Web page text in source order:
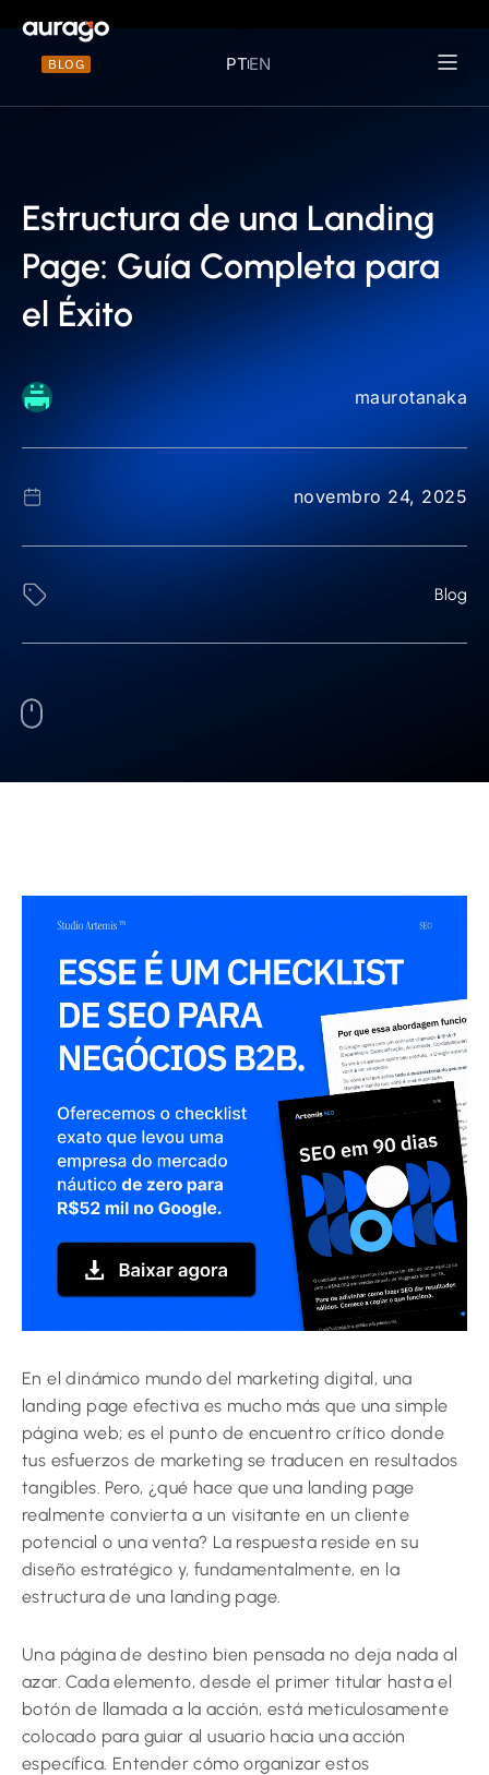
BLOG PTEN
Estructura de una Landing
Page: Guía Completa para
el Éxito
maurotanaka
novembro 24, 2025
Blog
En el dinámico mundo del marketing digital, una
landing page efectiva es mucho más que una simple
página web; es el punto de encuentro crítico donde
tus esfuerzos de marketing se traducen en resultados
tangibles. Pero, ¿qué hace que una landing page
realmente convierta a un visitante en un cliente
potencial o una venta? La respuesta reside en su
diseño estratégico y, fundamentalmente, en la
estructura de una landing page.
Una página de destino bien pensada no deja nada al
azar. Cada elemento, desde el primer titular hasta el
botón de llamada a la acción, está meticulosamente
colocado para guiar al usuario hacia una acción
específica. Entender cómo organizar estos